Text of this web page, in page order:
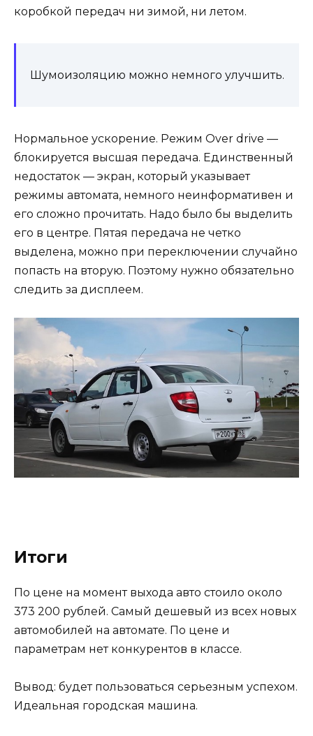
коробкой передач ни зимой, ни летом.
Шумоизоляцию можно немного улучшить.
Нормальное ускорение. Режим Over drive —
блокируется высшая передача. Единственный
недостаток — экран, который указывает
режимы автомата, немного неинформативен и
его сложно прочитать. Надо было бы выделить
его в центре. Пятая передача не четко
выделена, можно при переключении случайно
попасть на вторую. Поэтому нужно обязательно
следить за дисплеем.
Итоги
По цене на момент выхода авто стоило около
373 200 рублей. Самый дешевый из всех новых
автомобилей на автомате. По цене и
параметрам нет конкурентов в классе.
Вывод: будет пользоваться серьезным успехом.
Идеальная городская машина.